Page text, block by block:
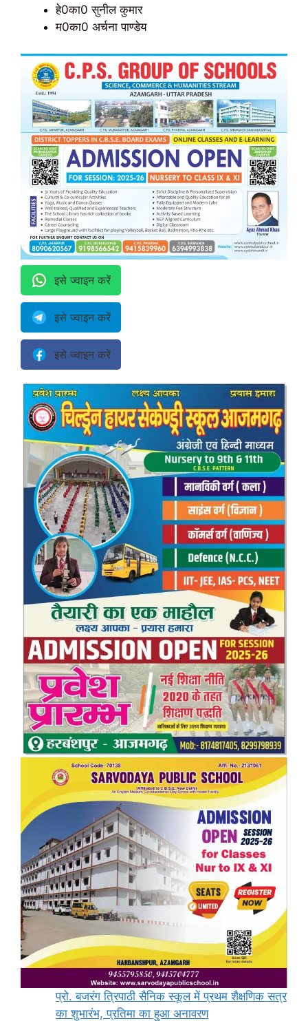
हे0का0 सुनील कुमार
म0का0 अर्चना पाण्डेय
इसे ज्वाइन करें
इसे ज्वाइन करें
इसे ज्वाइन करें
प्रो. बजरंग त्रिपाठी सैनिक स्कूल में प्रथम शैक्षणिक सत्र
का शुभारंभ, प्रतिमा का हुआ अनावरण